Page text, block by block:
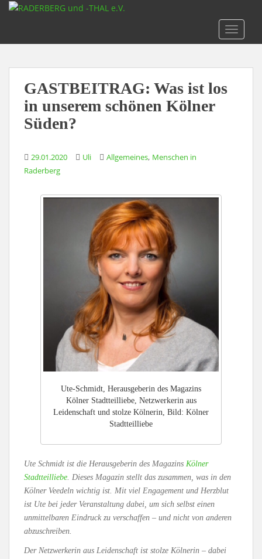
p
GASTBEITRAG: Was ist los
in unserem schönen Kölner
Süden?
29.01.2020 Uli Allgemeines, Menschen in
Raderberg
Ute-Schmidt, Herausgeberin des Magazins
Kölner Stadtteilliebe, Netzwerkerin aus
Leidenschaft und stolze Kölnerin, Bild: Kölner
Stadtteilliebe
Ute Schmidt ist die Herausgeberin des Magazins Kölner
Stadtteilliebe. Dieses Magazin stellt das zusammen, was in den
Kölner Veedeln wichtig ist. Mit viel Engagement und Herzblut
ist Ute bei jeder Veranstaltung dabei, um sich selbst einen
unmittelbaren Eindruck zu verschaffen – und nicht von anderen
abzuschreiben.
Der Netzwerkerin aus Leidenschaft ist stolze Kölnerin – dabei